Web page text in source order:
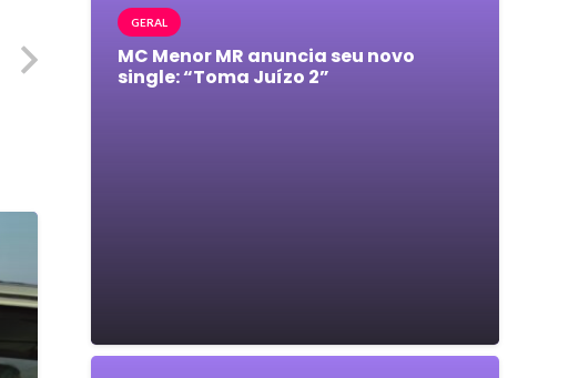
GERAL
MC Menor MR anuncia seu novo
single: “Toma Juízo 2”